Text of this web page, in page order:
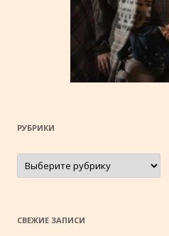
РУБРИКИ
Рубрики
СВЕЖИЕ ЗАПИСИ